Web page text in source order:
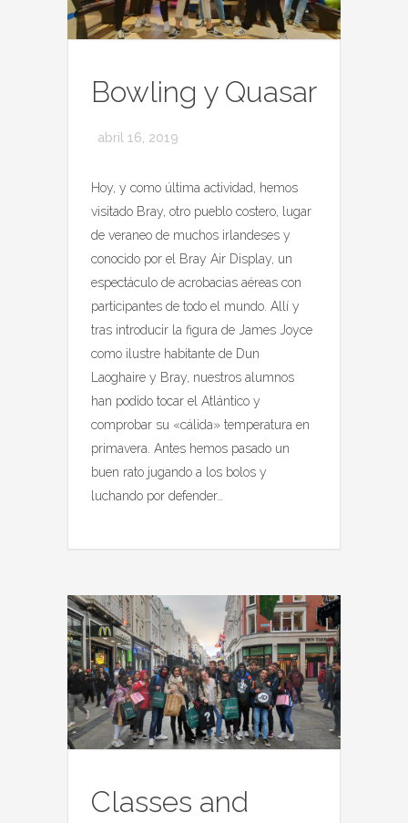
Bowling y Quasar
abril 16, 2019
Hoy, y como última actividad, hemos
visitado Bray, otro pueblo costero, lugar
de veraneo de muchos irlandeses y
conocido por el Bray Air Display, un
espectáculo de acrobacias aéreas con
participantes de todo el mundo. Allí y
tras introducir la figura de James Joyce
como ilustre habitante de Dun
Laoghaire y Bray, nuestros alumnos
han podido tocar el Atlántico y
comprobar su «cálida» temperatura en
primavera. Antes hemos pasado un
buen rato jugando a los bolos y
luchando por defender…
Classes and